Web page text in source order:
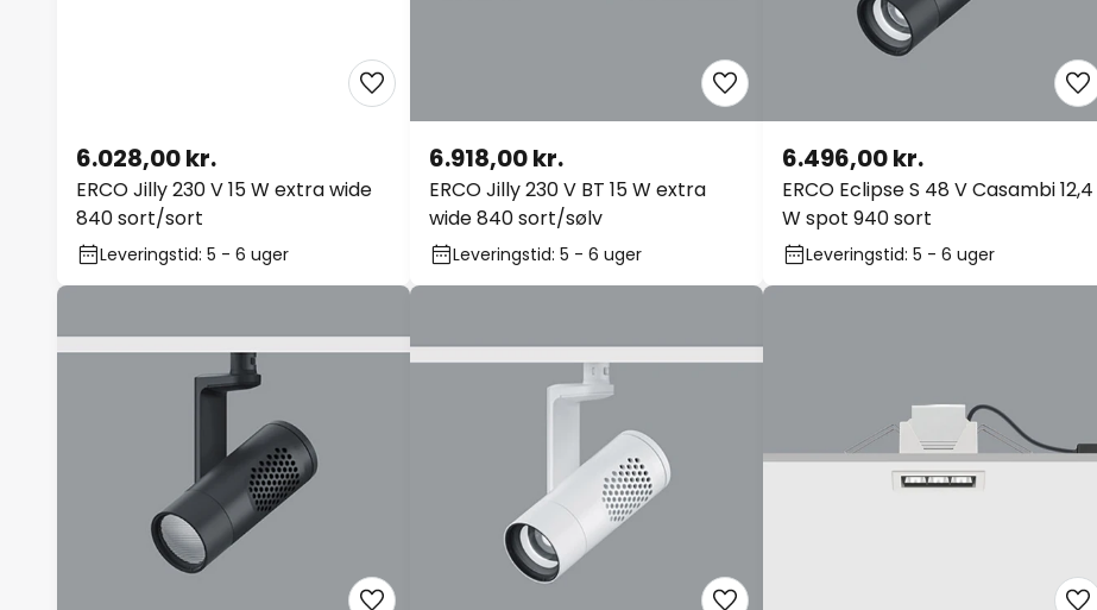
ERCO Jilly 230 V 15 W extra wide
840 sort/sort
6.028,00 kr.
Leveringstid: 5 - 6 uger
ERCO Jilly 230 V BT 15 W extra
wide 840 sort/sølv
6.918,00 kr.
Leveringstid: 5 - 6 uger
ERCO Eclipse S 48 V Casambi 12,4
W spot 940 sort
6.496,00 kr.
Leveringstid: 5 - 6 uger